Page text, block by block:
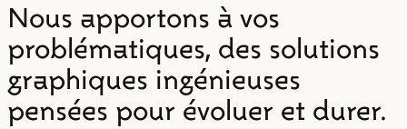
Nous apportons à vos
problématiques, des solutions
graphiques ingénieuses
pensées pour évoluer et durer.